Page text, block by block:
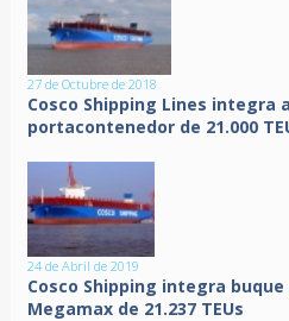
27 de Octubre de 2018
Cosco Shipping Lines integra
portacontenedor de 21.000
24 de Abril de 2019
Cosco Shipping integra
Megamax de 21.237 TEUs